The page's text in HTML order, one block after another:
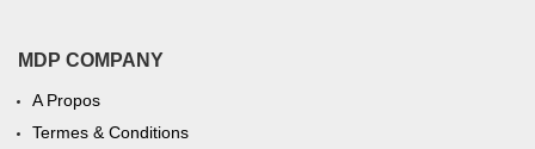
MDP COMPANY
A Propos
Termes & Conditions